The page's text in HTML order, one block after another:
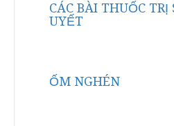
CÁC BÀI THUỐC
UYẾT
ỐM NGHÉN